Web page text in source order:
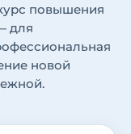
повышения
для
новой